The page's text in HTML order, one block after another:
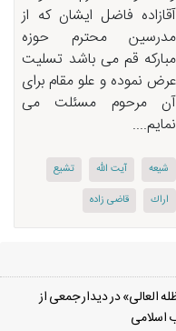
فاضل ایشان كه از
محترم حوزه
قم می باشد تسلیت
نموده و علو مقام برای
مرحوم مسئلت می
شیعه آیت الله
تشیع
اراك
قاضی زاده
در دیدار جمعی از